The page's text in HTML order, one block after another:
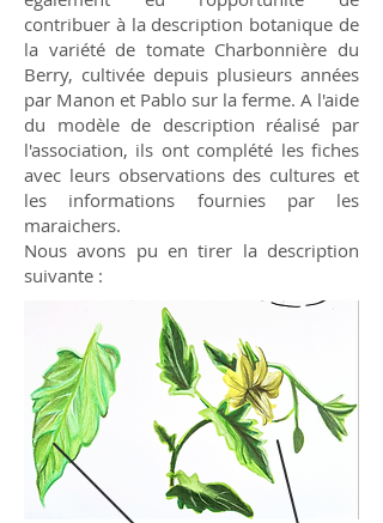
contribuer à la description botanique de
la variété de tomate Charbonnière du
Berry, cultivée depuis plusieurs années
par Manon et Pablo sur la ferme. A l'aide
du modèle de description réalisé par
l'association, ils ont complété les fiches
avec leurs observations des cultures et
les informations fournies par les
maraichers.
Nous avons pu en tirer la description
suivante :